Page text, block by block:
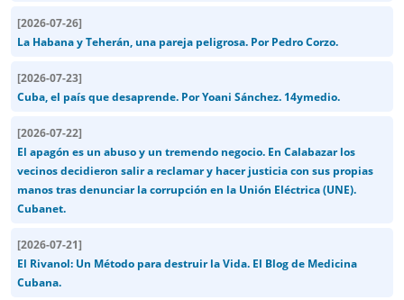
[2026-07-26]
La Habana y Teherán, una pareja peligrosa. Por Pedro Corzo.
[2026-07-23]
Cuba, el país que desaprende. Por Yoani Sánchez. 14ymedio.
[2026-07-22]
El apagón es un abuso y un tremendo negocio. En Calabazar los
vecinos decidieron salir a reclamar y hacer justicia con sus propias
manos tras denunciar la corrupción en la Unión Eléctrica (UNE).
Cubanet.
[2026-07-21]
El Rivanol: Un Método para destruir la Vida. El Blog de Medicina
Cubana.